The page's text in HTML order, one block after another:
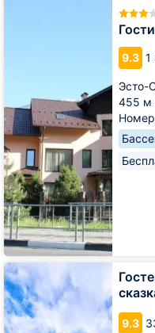
9.3 1
Эсто-
455 м
9.3
Гостевой
дом
Альпийская
сказка
Плюс